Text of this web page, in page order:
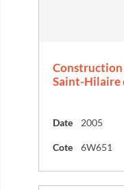
Construction
Saint-Hilaire
Date 2005
Cote 6W651